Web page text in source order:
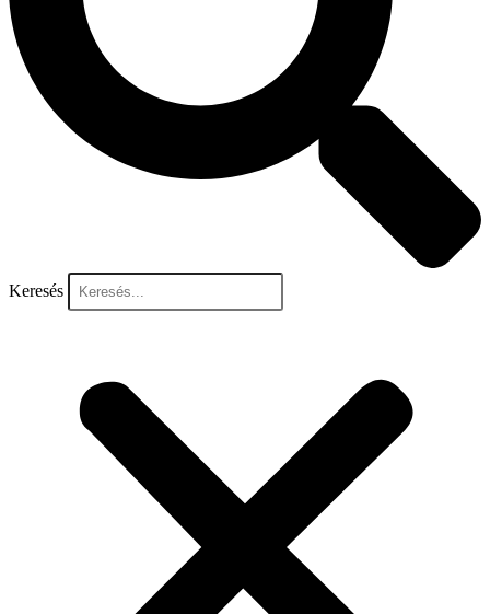
Keresés